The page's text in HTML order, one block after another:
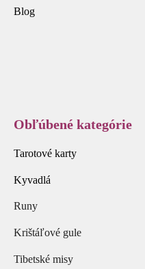
Blog
Obľúbené kategórie
Tarotové karty
Kyvadlá
Runy
Krištáľové gule
Tibetské misy